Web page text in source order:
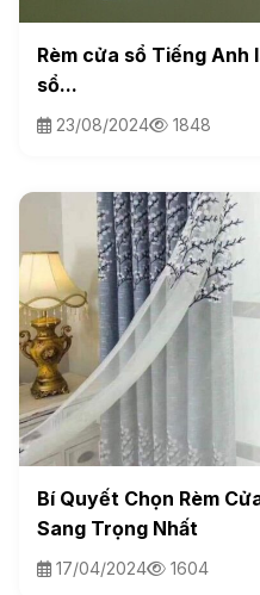
Rèm cửa sổ Tiếng Anh
sổ...
23/08/2024 1848
Bí Quyết Chọn Rèm
Sang Trọng Nhất
17/04/2024 1604